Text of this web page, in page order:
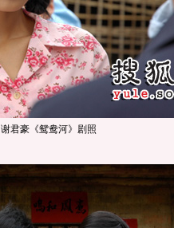
谢君豪《鸳鸯河》剧照